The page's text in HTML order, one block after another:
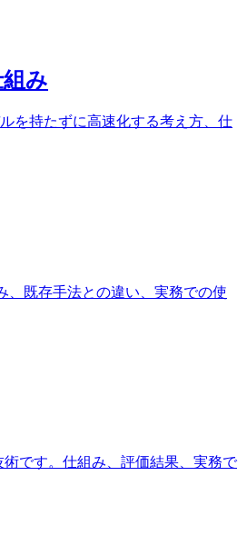
み
を持たずに高速化する考え方、仕
、既存手法との違い、実務での使
です。仕組み、評価結果、実務で